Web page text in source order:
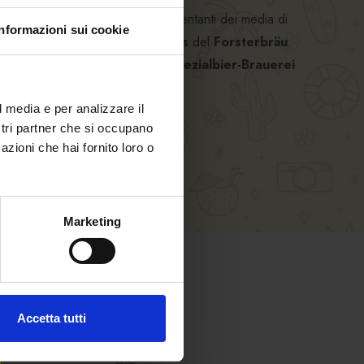
sui cookie
e per analizzare il
partner che si occupano
che hai fornito loro o
Marketing
Accetta tutti
La presentazione per i rappresentanti dei media di
stampa nella Sala Sixtus del Forsterbräu
Spezialbier-Brauerei
SHOPPING SICURO